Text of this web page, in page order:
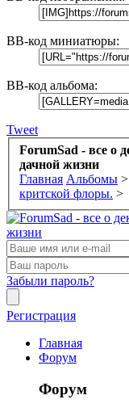
BB-код миниатюры:
BB-код альбома:
Tweet
ForumSad - все о
дачной жизни
Главная Альбомы >
критской флоры. >
Забыли пароль?
Регистрация
Главная
Форум
Форум